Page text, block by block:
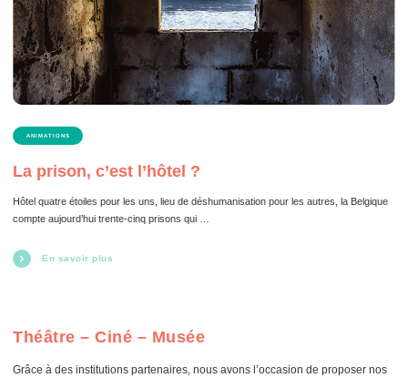
ANIMATIONS
La prison, c’est l’hôtel ?
Hôtel quatre étoiles pour les uns, lieu de déshumanisation pour les autres, la Belgique
compte aujourd’hui trente-cinq prisons qui …
En savoir plus
Théâtre – Ciné – Musée
Grâce à des institutions partenaires, nous avons l’occasion de proposer nos